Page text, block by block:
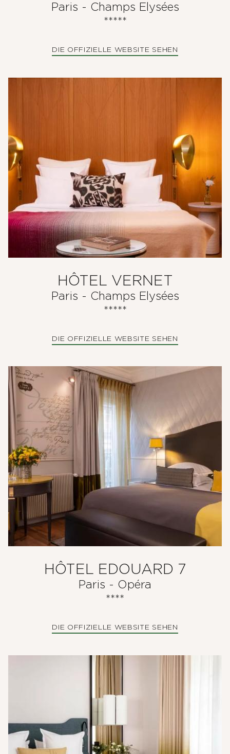
Paris - Champs Elysées
*****
DIE OFFIZIELLE WEBSITE SEHEN
HÔTEL VERNET
Paris - Champs Elysées
*****
DIE OFFIZIELLE WEBSITE SEHEN
HÔTEL EDOUARD 7
Paris - Opéra
****
DIE OFFIZIELLE WEBSITE SEHEN